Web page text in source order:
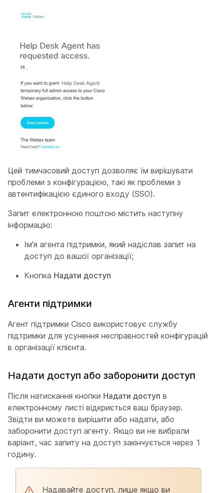
Цей тимчасовий доступ дозволяє їм вирішувати
проблеми з конфігурацією, такі як проблеми з
автентифікацією єдиного входу (SSO).
Запит електронною поштою містить наступну
інформацію:
Ім'я агента підтримки, який надіслав запит на
доступ до вашої організації;
Кнопка Надати доступ
Агенти підтримки
Агент підтримки Cisco використовує службу
підтримки для усунення несправностей конфігурацій
в організації клієнта.
Надати доступ або заборонити доступ
Після натискання кнопки Надати доступ в
електронному листі відкриється ваш браузер.
Звідти ви можете вирішити або надати, або
заборонити доступ агенту. Якщо ви не вибрали
варіант, час запиту на доступ закінчується через 1
годину.
Надавайте доступ, лише якщо ви